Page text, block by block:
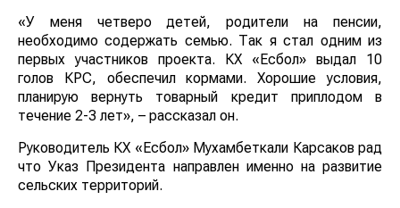
«У меня четверо детей, родители на пенсии,
необходимо содержать семью. Так я стал одним из
первых участников проекта. КХ «Есбол» выдал 10
голов КРС, обеспечил кормами. Хорошие условия,
планирую вернуть товарный кредит приплодом в
течение 2-3 лет», – рассказал он.
Руководитель КХ «Есбол» Мухамбеткали Карсаков рад
что Указ Президента направлен именно на развитие
сельских территорий.